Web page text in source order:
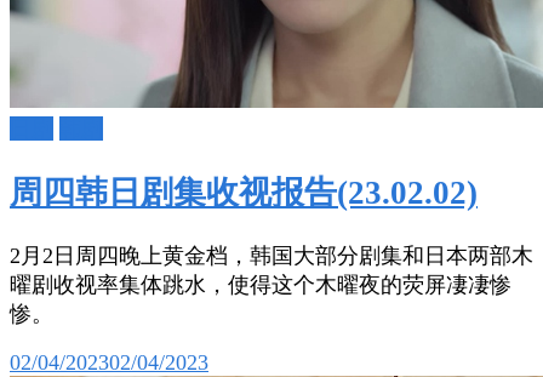
周四韩日剧集收视报告(23.02.02)
2月2日周四晚上黄金档，韩国大部分剧集和日本两部木
曜剧收视率集体跳水，使得这个木曜夜的荧屏凄凄惨
惨。
02/04/202302/04/2023